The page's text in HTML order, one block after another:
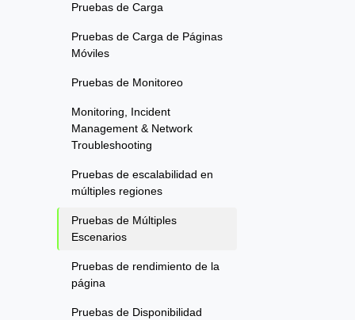
Pruebas de Carga
Pruebas de Carga de Páginas
Móviles
Pruebas de Monitoreo
Monitoring, Incident
Management & Network
Troubleshooting
Pruebas de escalabilidad en
múltiples regiones
Pruebas de Múltiples
Escenarios
Pruebas de rendimiento de la
página
Pruebas de Disponibilidad